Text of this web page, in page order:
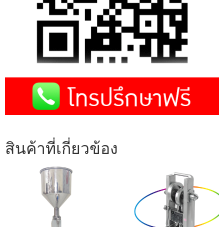
สินค้าที่เกี่ยวข้อง